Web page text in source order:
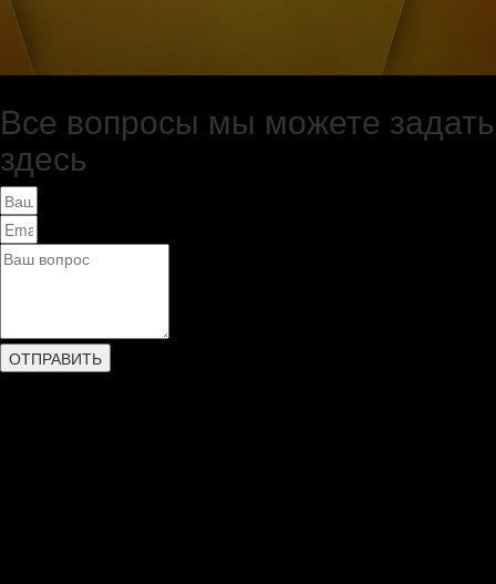
Все вопросы мы можете задать
здесь
ОТПРАВИТЬ